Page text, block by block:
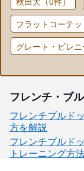
フラットコーテッ
グレート・ピレニ
フレンチ・ブ
フレンチブルド
方を解説
フレンチブルド
トレーニング方